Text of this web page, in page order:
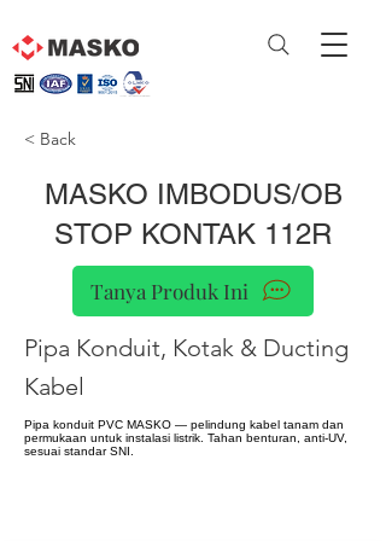
< Back
MASKO IMBODUS/OB
STOP KONTAK 112R
Tanya Produk Ini
Pipa Konduit, Kotak & Ducting
Kabel
Pipa konduit PVC MASKO — pelindung kabel tanam dan
permukaan untuk instalasi listrik. Tahan benturan, anti-UV,
sesuai standar SNI.